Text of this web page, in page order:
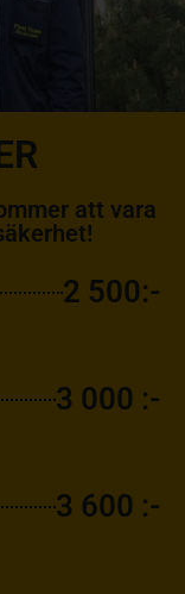
att vara
2 500:-
3 000 :-
3 600 :-